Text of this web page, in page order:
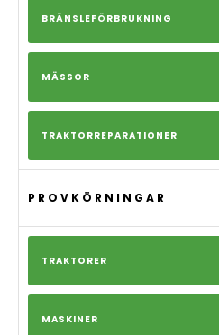
BRÄNSLEFÖRBRUKNING
MÄSSOR
TRAKTORREPARATIONER
PROVKÖRNINGAR
TRAKTORER
MASKINER